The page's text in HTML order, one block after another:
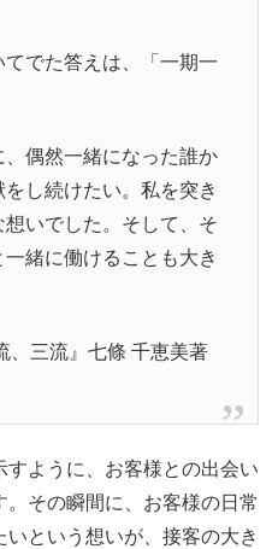
でた答えは、「一期一
、偶然一緒になった誰か
し続けたい。私を突き
いでした。そして、そ
緒に働けることも大き
、三流』七條 千恵美著
すように、お客様との出会い
その瞬間に、お客様の日常
という想いが、接客の大き